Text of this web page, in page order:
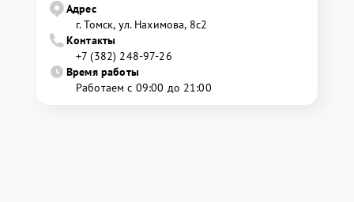
Адрес
г. Томск, ул. Нахимова, 8с2
Контакты
+7 (382) 248-97-26
Время работы
Работаем с 09:00 до 21:00